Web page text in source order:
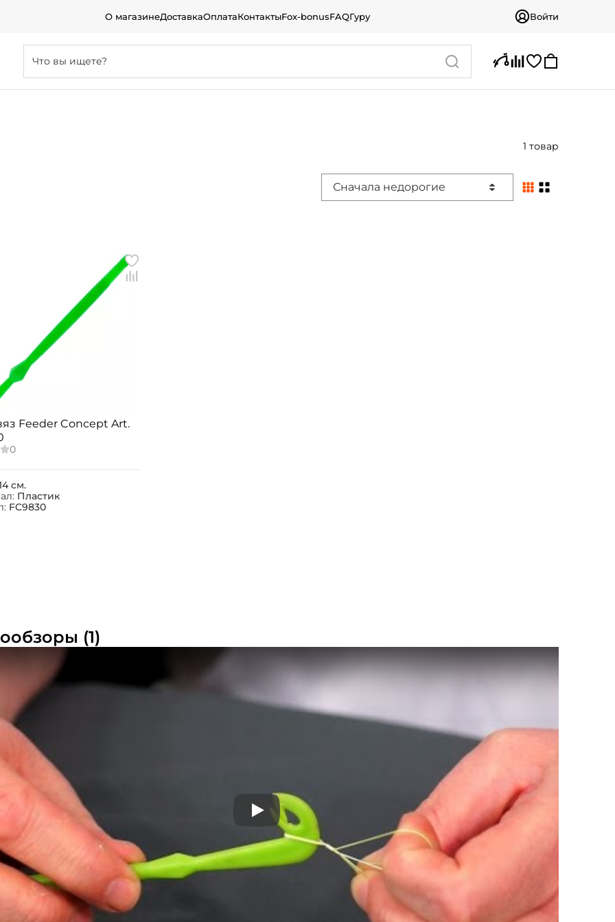
О магазинеДоставкаОплатаКонтактыFox-bonusFAQГуру Войти
1 товар
Сначала недорогие
Feeder Concept Art.
см.
Пластик
FC9830
(1)
Play
Номер телефона: *
Придумайте пароль: *
Повторите пароль: *
Заполняя данную форму вы соглашаетесь на
обработкуперсональных данных
Создать аккаунт
У меня уже есть аккаунт